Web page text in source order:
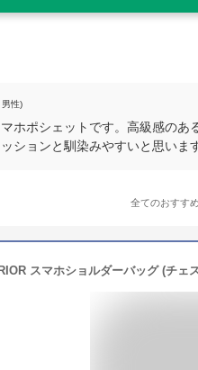
男性)
ホポシェットです。高級感の
ションと馴染みやすいと思います
全てのおすす